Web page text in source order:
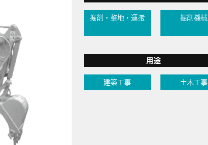
掘削・整地・運搬 掘削機械
用途
建築工事 土木工事